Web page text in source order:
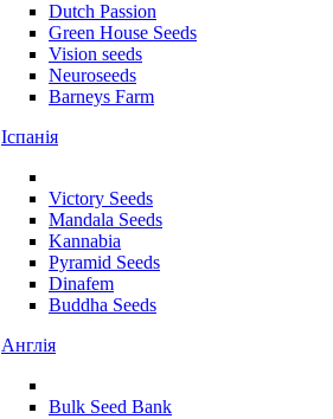
Dutch Passion
Green House Seeds
Vision seeds
Neuroseeds
Barneys Farm
Іспанія
Victory Seeds
Mandala Seeds
Kannabia
Pyramid Seeds
Dinafem
Buddha Seeds
Англія
Bulk Seed Bank